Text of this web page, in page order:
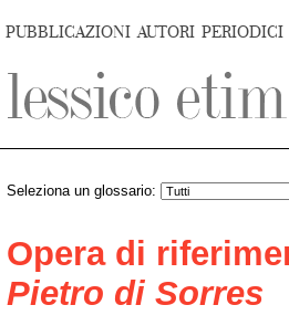
PUBBLICAZIONI AUTORI PERIODICI
Seleziona un glossario:
Opera di
Pietro di Sorres